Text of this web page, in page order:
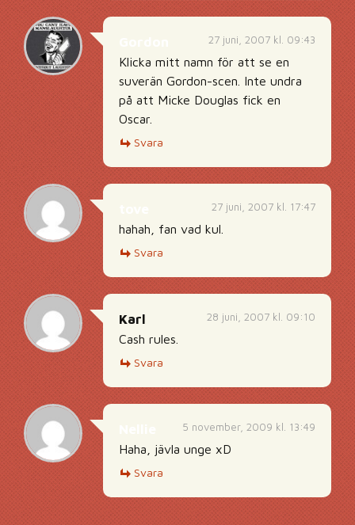
27 juni, 2007 kl. 09:43
Klicka mitt namn för att se en
suverän Gordon-scen. Inte undra
på att Micke Douglas fick en
Oscar.
Svara
27 juni, 2007 kl. 17:47
hahah, fan vad kul.
Svara
28 juni, 2007 kl. 09:10
Karl
Cash rules.
Svara
5 november, 2009 kl. 13:49
Haha, jävla unge xD
Svara